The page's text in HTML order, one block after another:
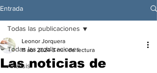
Entrada
Todas las publicaciones
Análisis
Todas las publicaciones
Las noticias de
Leonor Jorquera
11 abr 2024 3 min de lectura